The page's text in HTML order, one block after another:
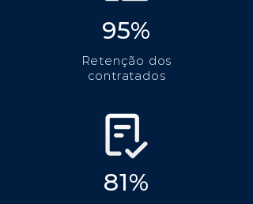
95%
Retenção dos
contratados
81%